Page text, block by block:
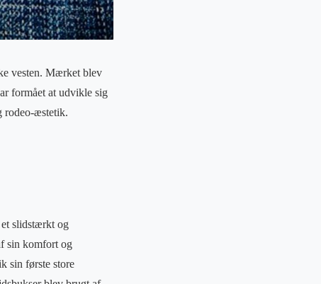
vesten. Mærket blev
formået at udvikle sig
rodeo-æstetik.
slidstærkt og
sin komfort og
sin første store